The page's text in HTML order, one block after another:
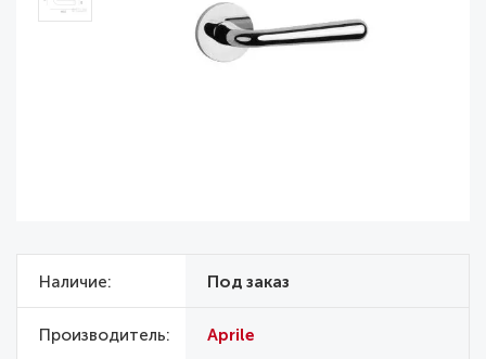
Наличие Под заказ
Производитель Aprile